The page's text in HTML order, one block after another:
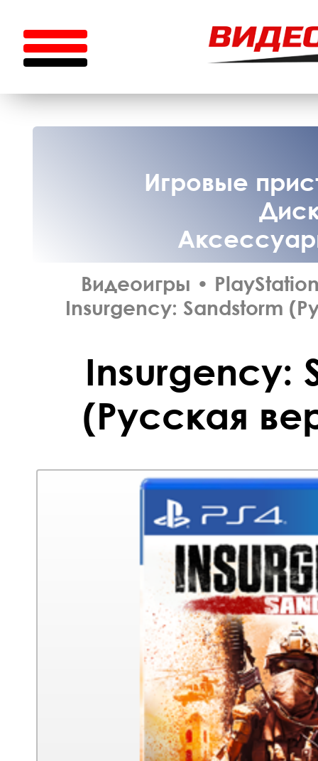
Игровые
Видеоигры •
Insurgency: Sandstorm
Insurgency:
(Русская